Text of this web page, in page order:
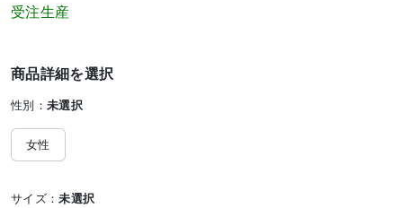
受注生産
商品詳細を選択
性別： 未選択
女性
サイズ：未選択